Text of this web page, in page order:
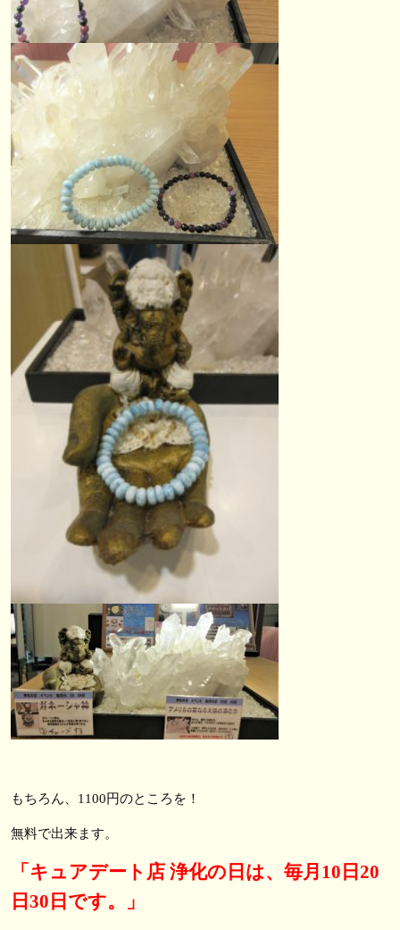
もちろん、1100円のところを！
無料で出来ます。
「キュアデート店 浄化の日は、毎月10日20
日30日です。」